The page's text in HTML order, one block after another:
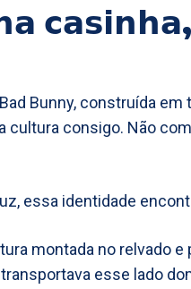
Bunny, construída em
cultura consigo. Não
essa identidade
montada no relvado
esse lado